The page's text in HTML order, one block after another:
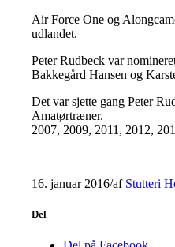
Air Force One og
udlandet.
Peter Rudbeck var
Bakkegård Hansen og
Det var sjette gang Peter
Amatørtræner.
2007, 2009, 2011, 2012,
16. januar 2016/af Stutteri
Del